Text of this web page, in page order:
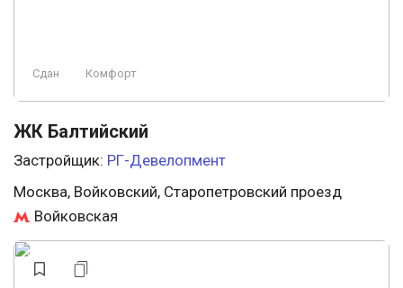
Сдан Комфорт
ЖК Балтийский
Застройщик: РГ-Девелопмент
Москва, Войковский, Старопетровский проезд
Войковская